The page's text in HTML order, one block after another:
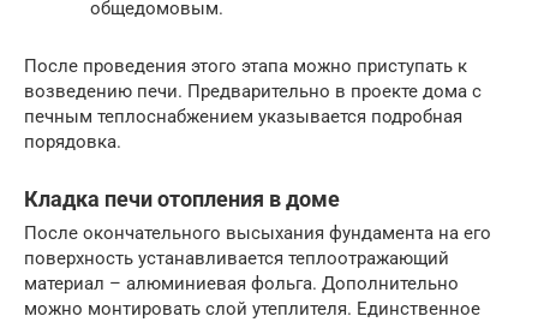
общедомовым.
После проведения этого этапа можно приступать к
возведению печи. Предварительно в проекте дома с
печным теплоснабжением указывается подробная
порядовка.
Кладка печи отопления в доме
После окончательного высыхания фундамента на его
поверхность устанавливается теплоотражающий
материал – алюминиевая фольга. Дополнительно
можно монтировать слой утеплителя. Единственное